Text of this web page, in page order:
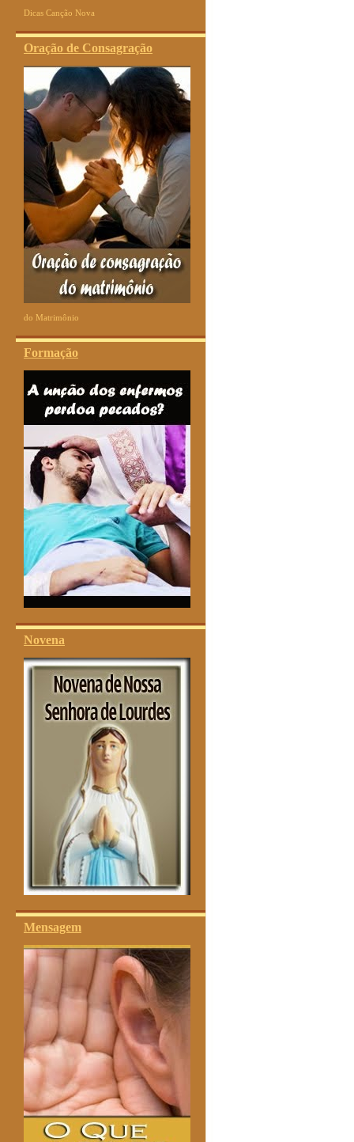
Dicas Canção Nova
Oração de Consagração
do Matrimônio
Formação
Novena
Mensagem